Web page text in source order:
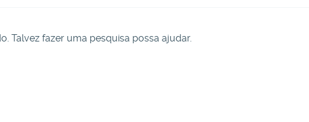
Talvez fazer uma pesquisa possa ajudar.